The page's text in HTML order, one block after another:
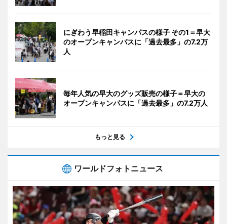
にぎわう早稲田キャンパスの様子 その1＝早大
のオープンキャンパスに「過去最多」の7.2万
人
毎年人気の早大のグッズ販売の様子＝早大の
オープンキャンパスに「過去最多」の7.2万人
もっと見る
ワールドフォトニュース